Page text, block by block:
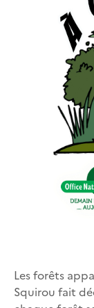
Les forêts
Squirou fait